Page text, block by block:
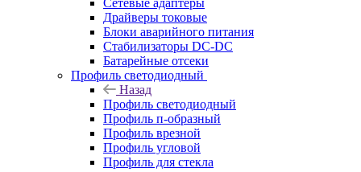
Сетевые адаптеры
Драйверы токовые
Блоки аварийного питания
Стабилизаторы DC-DC
Батарейные отсеки
Профиль светодиодный
Назад
Профиль светодиодный
Профиль п-образный
Профиль врезной
Профиль угловой
Профиль для стекла